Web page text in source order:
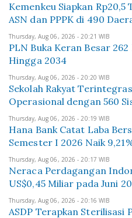
Kemenkeu Siapkan
ASN dan PPPK di 490
Thursday, Aug 06, 2026 - 20:21 WIB
PLN Buka Keran Besar
Hingga 2034
Thursday, Aug 06, 2026 - 20:20 WIB
Sekolah Rakyat
Operasional dengan 560
Thursday, Aug 06, 2026 - 20:19 WIB
Hana Bank Catat Laba
Semester I 2026 Naik
Thursday, Aug 06, 2026 - 20:17 WIB
Neraca Perdagangan
US$0,45 Miliar pada Juni
Thursday, Aug 06, 2026 - 20:16 WIB
ASDP Terapkan Sterilisasi